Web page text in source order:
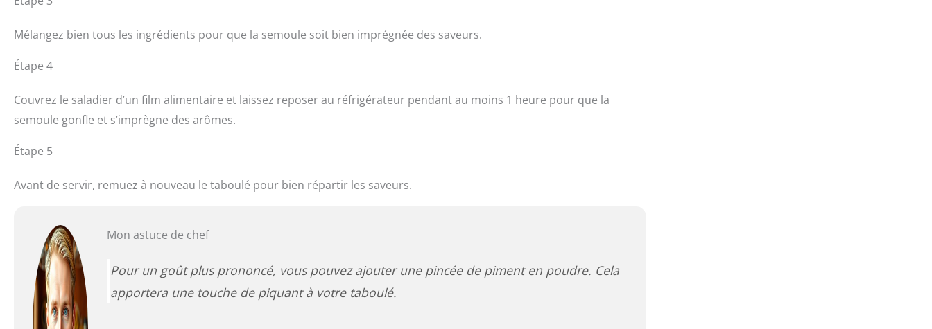
Mélangez bien tous les ingrédients pour que la semoule soit bien imprégnée des saveurs.
Étape 4
Couvrez le saladier d’un film alimentaire et laissez reposer au réfrigérateur pendant au moins 1 heure pour que la
semoule gonfle et s’imprègne des arômes.
Étape 5
Avant de servir, remuez à nouveau le taboulé pour bien répartir les saveurs.
Mon astuce de chef
Pour un goût plus prononcé, vous pouvez ajouter une pincée de piment en poudre. Cela
apportera une touche de piquant à votre taboulé.